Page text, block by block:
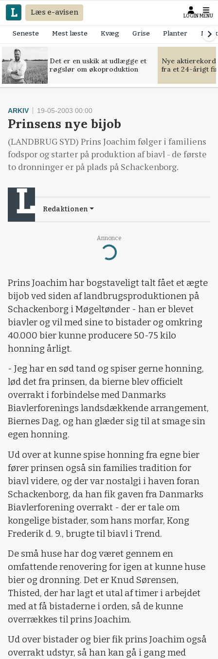
Læs e-avisen LOGIN MENU
Seneste Mest læste Kvæg Grise Planter
Det er en uskik at udlægge et
røgslør om økoproduktion
Nye
fra et 24-årigt
Annonce
Loading...
ARKIV 19-05-2003 00:00
Prinsens nye bijob
(LANDBRUG SYD) Prins Joachim følger i familiens
fodspor og starter på produktion af biavl - de første
to dronninger er på plads på Schackenborg.
Redaktionen
Prins Joachim har bogstaveligt talt fået et ægte
bijob ved siden af landbrugsproduktionen på
Schackenborg i Møgeltønder - han er blevet
biavler og vil med sine to bistader og omkring
40.000 bier kunne producere 50-75 kilo
honning årligt.
- Jeg har en sød tand og spiser gerne honning,
lød det fra prinsen, da bierne blev officielt
overrakt i forbindelse med Danmarks
Biavlerforenings landsdækkende arrangement,
Biernes Dag, og han glæder sig til at smage sin
egen honning.
Ud over at kunne spise honning fra egne bier
fører prinsen også sin families tradition for
biavl videre, og der var nostalgi i haven foran
Schackenborg, da han fik gaven fra Danmarks
Biavlerforening overrakt - der er tale om
kongelige bistader, som hans morfar, Kong
Frederik d. 9., brugte til biavl i Trend.
De små huse har dog været gennem en
omfattende renovering for igen at kunne huse
bier og dronning. Det er Knud Sørensen,
Thisted, der har lagt et utal af timer i arbejdet
med at få bistaderne i orden, så de kunne
overrækkes til prins Joachim.
Ud over bistader og bier fik prins Joachim også
overrakt udstyr, så han kan gå i gang med